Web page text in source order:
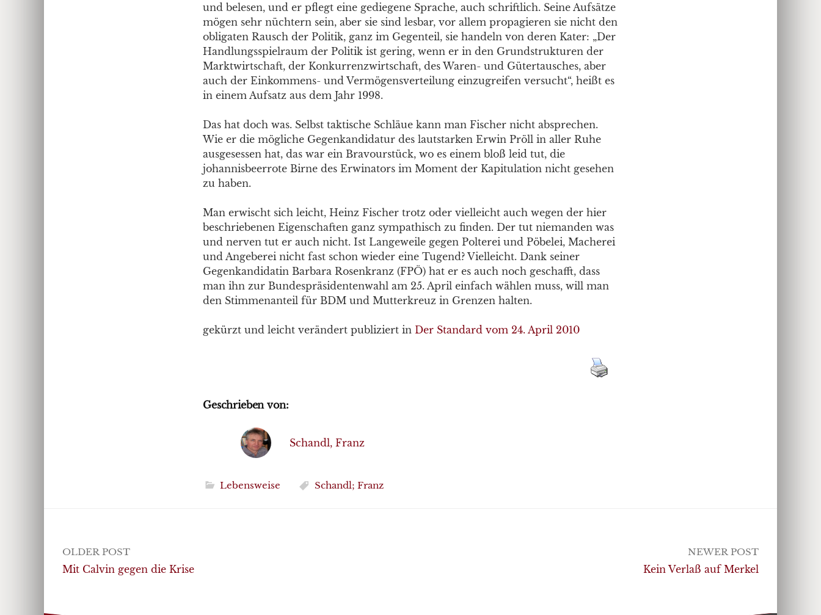
und belesen, und er pflegt eine gediegene Sprache, auch schriftlich. Seine Aufsätze
mögen sehr nüchtern sein, aber sie sind lesbar, vor allem propagieren sie nicht den
obligaten Rausch der Politik, ganz im Gegenteil, sie handeln von deren Kater: „Der
Handlungsspielraum der Politik ist gering, wenn er in den Grundstrukturen der
Marktwirtschaft, der Konkurrenzwirtschaft, des Waren- und Gütertausches, aber
auch der Einkommens- und Vermögensverteilung einzugreifen versucht“, heißt es
in einem Aufsatz aus dem Jahr 1998.
Das hat doch was. Selbst taktische Schläue kann man Fischer nicht absprechen.
Wie er die mögliche Gegenkandidatur des lautstarken Erwin Pröll in aller Ruhe
ausgesessen hat, das war ein Bravourstück, wo es einem bloß leid tut, die
johannisbeerrote Birne des Erwinators im Moment der Kapitulation nicht gesehen
zu haben.
Man erwischt sich leicht, Heinz Fischer trotz oder vielleicht auch wegen der hier
beschriebenen Eigenschaften ganz sympathisch zu finden. Der tut niemanden was
und nerven tut er auch nicht. Ist Langeweile gegen Polterei und Pöbelei, Macherei
und Angeberei nicht fast schon wieder eine Tugend? Vielleicht. Dank seiner
Gegenkandidatin Barbara Rosenkranz (FPÖ) hat er es auch noch geschafft, dass
man ihn zur Bundespräsidentenwahl am 25. April einfach wählen muss, will man
den Stimmenanteil für BDM und Mutterkreuz in Grenzen halten.
gekürzt und leicht verändert publiziert in Der Standard vom 24. April 2010
Geschrieben von:
Schandl, Franz
Lebensweise Schandl; Franz
Post
navigation
OLDER POST
Mit Calvin gegen die Krise
NEWER POST
Kein Verlaß auf Merkel